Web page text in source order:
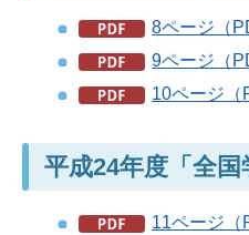
8ページ（
9ページ（
10ページ（
平成24年度「全
11ページ（